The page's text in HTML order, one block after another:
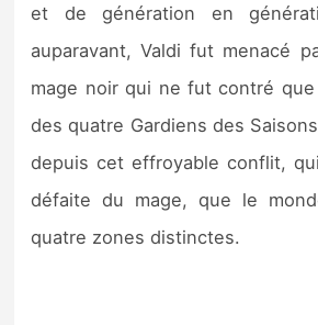
et de génération en
auparavant, Valdi fut menacé
mage noir qui ne fut contré que
des quatre Gardiens des
depuis cet effroyable conflit,
défaite du mage, que le
quatre zones distinctes.